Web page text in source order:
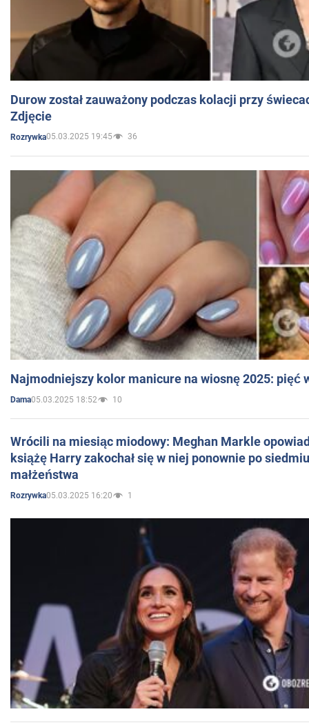
Durow został zauważony podczas kolacji przy
Zdjęcie
Rozrywka05.03.2025 19:45 36
Najmodniejszy kolor manicure na wiosnę 2025: pięć
Dama05.03.2025 18:52 10
Wrócili na miesiąc miodowy: Meghan Markle
książę Harry zakochał się w niej ponownie po
małżeństwa
Rozrywka05.03.2025 16:20 1